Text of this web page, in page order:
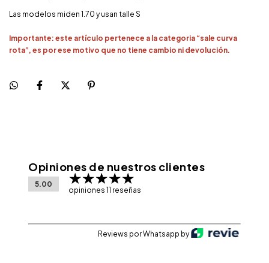
Las modelos miden 1.70 y usan talle S
Importante: este artículo pertenece a la categoria “sale curva
rota”, es por ese motivo que no tiene cambio ni devolución.
Opiniones de nuestros clientes
5.00
opiniones 11 reseñas
Reviews por Whatsapp by